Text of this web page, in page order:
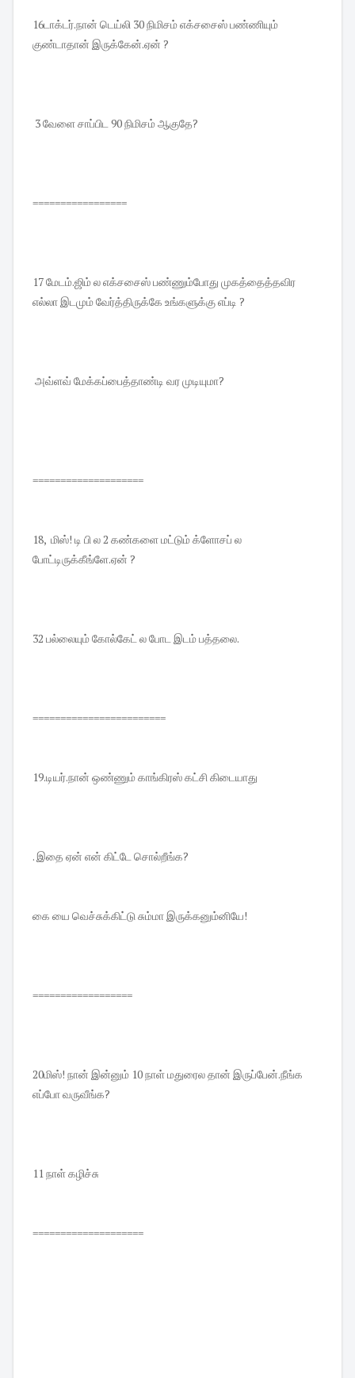
16டாக்டர்.நான் டெய்லி 30 நிமிசம் எக்சசைஸ் பண்ணியும்
குண்டாதான் இருக்கேன்.ஏன் ?
3 வேளை சாப்பிட 90 நிமிசம் ஆகுதே?
=================
17 மேடம்.ஜிம் ல எக்சசைஸ் பண்ணும்போது முகத்தைத்தவிர
எல்லா இடமும் வேர்த்திருக்கே உங்களுக்கு எப்டி ?
அவ்ளவ் மேக்கப்பைத்தாண்டி வர முடியுமா?
====================
18, மிஸ்! டி பி ல 2 கண்களை மட்டும் க்ளோசப் ல
போட்டிருக்கீங்ளே.ஏன் ?
32 பல்லையும் கோல்கேட் ல போட இடம் பத்தலை.
========================
19.டியர்.நான் ஒண்ணும் காங்கிரஸ் கட்சி கிடையாது
. இதை ஏன் என் கிட்டே சொல்றீங்க?
கை யை வெச்சுக்கிட்டு சும்மா இருக்கனும்னியே!
==================
20மிஸ்! நான் இன்னும் 10 நாள் மதுரைல தான் இருப்பேன்.நீங்க
எப்போ வருவீங்க?
11 நாள் கழிச்சு
====================